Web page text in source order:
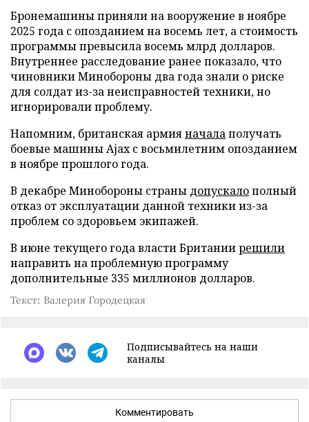
Бронемашины приняли на вооружение в ноябре
2025 года с опозданием на восемь лет, а стоимость
программы превысила восемь млрд долларов.
Внутреннее расследование ранее показало, что
чиновники Минобороны два года знали о риске
для солдат из-за неисправностей техники, но
игнорировали проблему.
Напомним, британская армияначалаполучать
боевые машины Ajax с восьмилетним опозданием
в ноябре прошлого года.
В декабре Минобороны страны допускалополный
отказ от эксплуатации данной техники из-за
проблем со здоровьем экипажей.
В июне текущего года власти Британиирешили
направить на проблемную программу
дополнительные 335 миллионов долларов.
Текст: Валерия Городецкая
Подписывайтесь на наши
каналы
Комментировать